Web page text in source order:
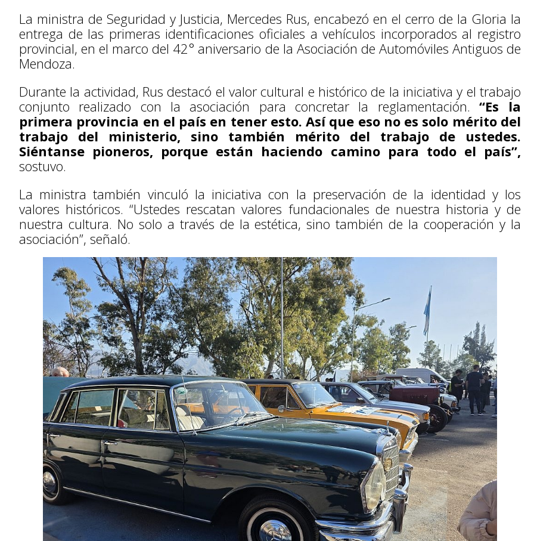
La ministra de Seguridad y Justicia, Mercedes Rus, encabezó en el cerro de la Gloria la
entrega de las primeras identificaciones oficiales a vehículos incorporados al registro
provincial, en el marco del 42° aniversario de la Asociación de Automóviles Antiguos de
Mendoza.
Durante la actividad, Rus destacó el valor cultural e histórico de la iniciativa y el trabajo
conjunto realizado con la asociación para concretar la reglamentación. “Es la
primera provincia en el país en tener esto. Así que eso no es solo mérito del
trabajo del ministerio, sino también mérito del trabajo de ustedes.
Siéntanse pioneros, porque están haciendo camino para todo el país”,
sostuvo.
La ministra también vinculó la iniciativa con la preservación de la identidad y los
valores históricos. “Ustedes rescatan valores fundacionales de nuestra historia y de
nuestra cultura. No solo a través de la estética, sino también de la cooperación y la
asociación”, señaló.